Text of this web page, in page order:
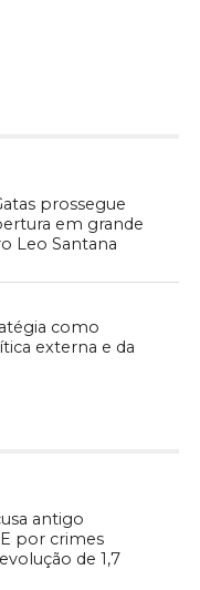
prossegue
em grande
Leo Santana
como
externa e da
antigo
por crimes
de 1,7